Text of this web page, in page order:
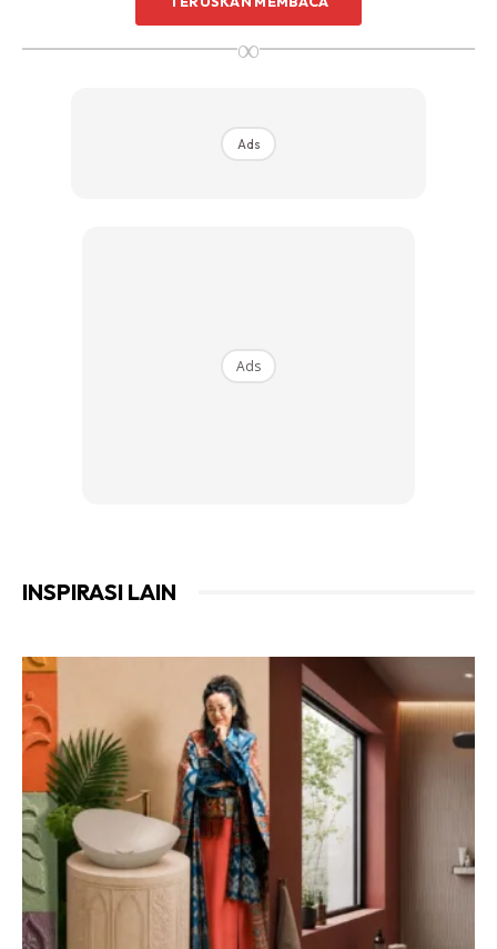
rumah.
∞
Ads
Ads
INSPIRASI LAIN